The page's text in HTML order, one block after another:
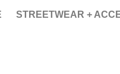
STREETWEAR +